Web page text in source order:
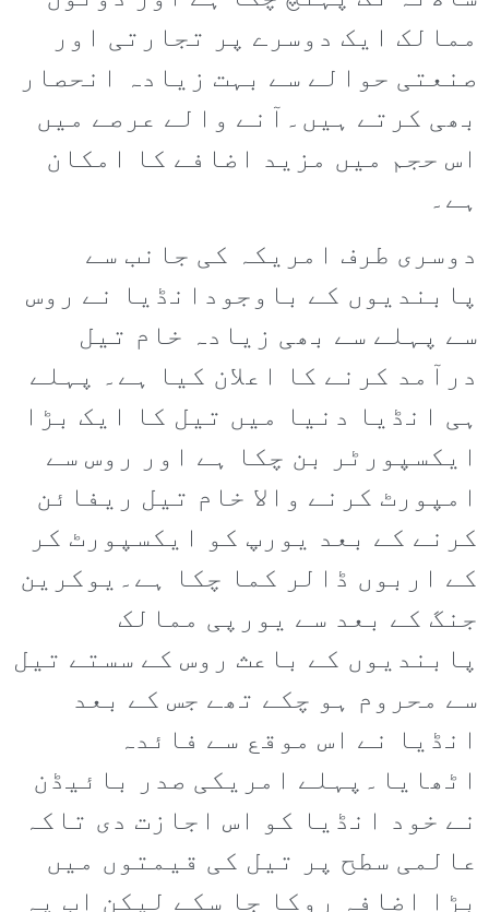
ممالک ایک دوسرے پر تجارتی اور
صنعتی حوالے سے بہت زیادہ انحصار
بھی کرتے ہیں۔آنے والے عرصے میں
اس حجم میں مزید اضافے کا امکان
ہے۔
دوسری طرف امریکہ کی جانب سے
پابندیوں کے باوجودانڈیا نے روس
سے پہلے سے بھی زیادہ خام تیل
درآمد کرنے کا اعلان کیا ہے۔ پہلے
ہی انڈیا دنیا میں تیل کا ایک بڑا
ایکسپورٹر بن چکا ہے اور روس سے
امپورٹ کرنے والا خام تیل ریفائن
کرنے کے بعد یورپ کو ایکسپورٹ کر
کے اربوں ڈالر کما چکا ہے۔یوکرین
جنگ کے بعد سے یورپی ممالک
پابندیوں کے باعث روس کے سستے تیل
سے محروم ہو چکے تھے جس کے بعد
انڈیا نے اس موقع سے فائدہ
اٹھایا۔پہلے امریکی صدر بائیڈن
نے خود انڈیا کو اس اجازت دی تاکہ
عالمی سطح پر تیل کی قیمتوں میں